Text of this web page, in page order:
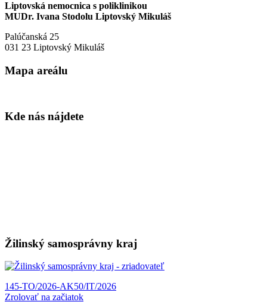
Liptovská nemocnica s poliklinikou
MUDr. Ivana Stodolu Liptovský Mikuláš
Palúčanská 25
031 23 Liptovský Mikuláš
Mapa areálu
Kde nás nájdete
Žilinský samosprávny kraj
145-TO/2026-AK50/IT/2026
Zrolovať na začiatok